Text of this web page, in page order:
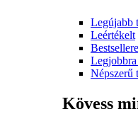
Legújabb
Leértékelt
Népszerű
Kövess